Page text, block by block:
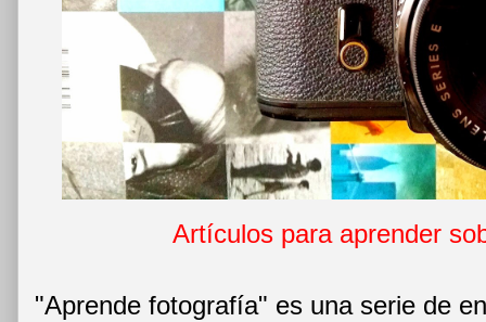
Artículos para aprender
"Aprende fotografía" es una serie de